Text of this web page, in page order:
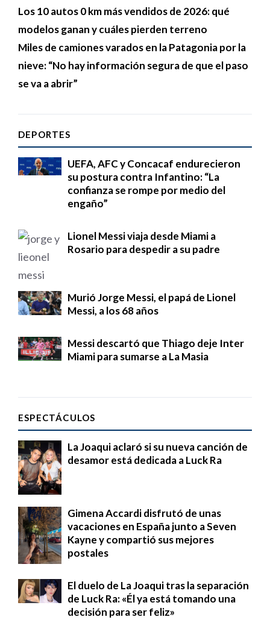
Los 10 autos 0 km más vendidos de 2026: qué
modelos ganan y cuáles pierden terreno
Miles de camiones varados en la Patagonia por la
nieve: “No hay información segura de que el paso
se va a abrir”
DEPORTES
UEFA, AFC y Concacaf endurecieron
su postura contra Infantino: “La
confianza se rompe por medio del
engaño”
Lionel Messi viaja desde Miami a
Rosario para despedir a su padre
Murió Jorge Messi, el papá de Lionel
Messi, a los 68 años
Messi descartó que Thiago deje Inter
Miami para sumarse a La Masia
ESPECTÁCULOS
La Joaqui aclaró si su nueva canción de
desamor está dedicada a Luck Ra
Gimena Accardi disfrutó de unas
vacaciones en España junto a Seven
Kayne y compartió sus mejores
postales
El duelo de La Joaqui tras la separación
de Luck Ra: «Él ya está tomando una
decisión para ser feliz»